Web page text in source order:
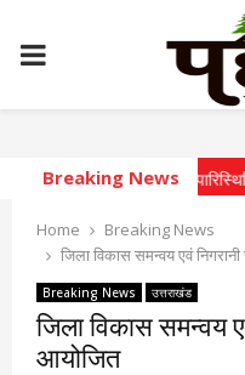
PRIMARY
MENU
Breaking News
दीर्घकालिक खेल पारिस्थितिकी तंत्र :
Home
Breaking News
जिला विकास समन्वय एवं
Breaking News उत्तराखंड
जिला विकास समन्वय
आयोजित